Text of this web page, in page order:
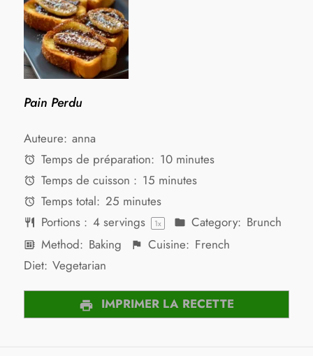
Pain Perdu
Auteure: anna
Temps de préparation: 10 minutes
Temps de cuisson : 15 minutes
Temps total: 25 minutes
Portions : 4servings 1x Category: Brunch
Method: Baking Cuisine: French
Diet: Vegetarian
IMPRIMER LA RECETTE